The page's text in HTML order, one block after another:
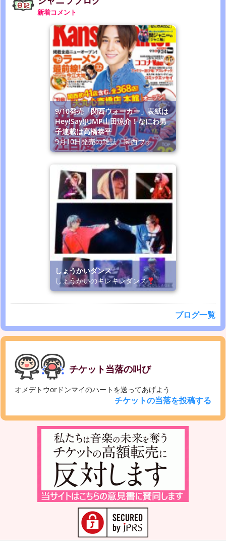
新着コメント
9/10発売「関西ウォーカー」表紙は
Hey!Say!JUMP山田涼介！なにわ男
子連載は高橋恭平
9月10日発売の雑誌「関西ウォ
しょうかいダンス
しょうかいのキレキレダンス
ブログ一覧
チケット当落の叫び
オメデトウorドンマイのハートを送ってあげよう
チケットの当落を投稿する